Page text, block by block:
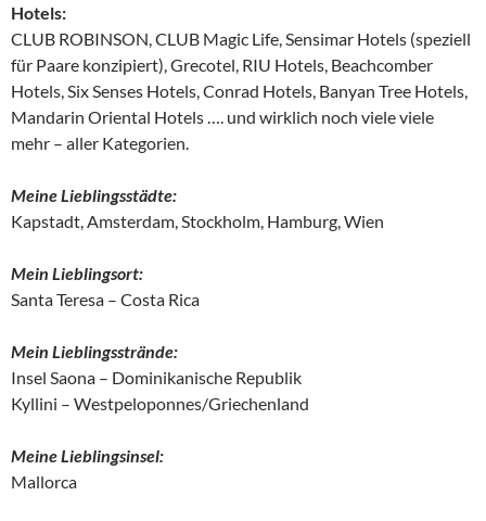
Hotels:
CLUB ROBINSON, CLUB Magic Life, Sensimar Hotels (speziell
für Paare konzipiert), Grecotel, RIU Hotels, Beachcomber
Hotels, Six Senses Hotels, Conrad Hotels, Banyan Tree Hotels,
Mandarin Oriental Hotels …. und wirklich noch viele viele
mehr – aller Kategorien.
Meine Lieblingsstädte:
Kapstadt, Amsterdam, Stockholm, Hamburg, Wien
Mein Lieblingsort:
Santa Teresa – Costa Rica
Mein Lieblingsstrände:
Insel Saona – Dominikanische Republik
Kyllini – Westpeloponnes/Griechenland
Meine Lieblingsinsel:
Mallorca